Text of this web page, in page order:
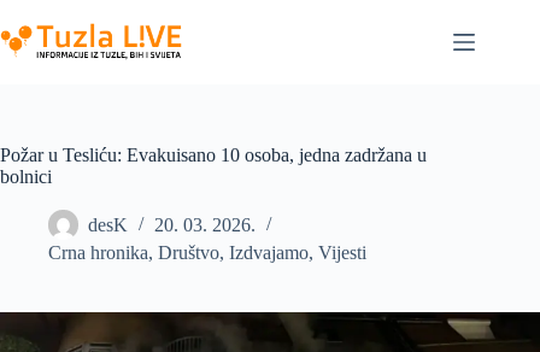
to
content
Požar u Tesliću: Evakuisano 10 osoba, jedna zadržana u
bolnici
desK
20. 03. 2026.
Crna hronika, Društvo, Izdvajamo, Vijesti